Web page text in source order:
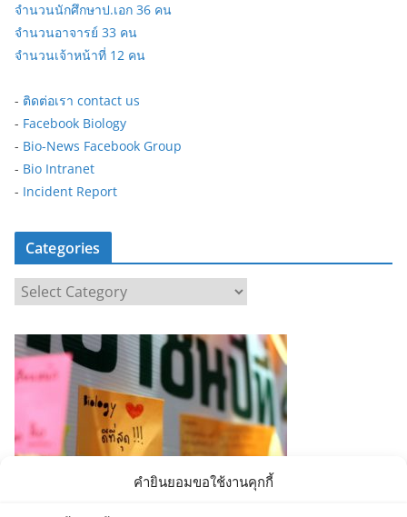
คำยินยอมขอใช้งานคุกกี้
จำนวนนักศึกษาป.เอก 36 คน
จำนวนอาจารย์ 33 คน
จำนวนเจ้าหน้าที่ 12 คน
- ติดต่อเรา contact us
- Facebook Biology
- Bio-News Facebook Group
- Bio Intranet
- Incident Report
Categories
t
e
g
i